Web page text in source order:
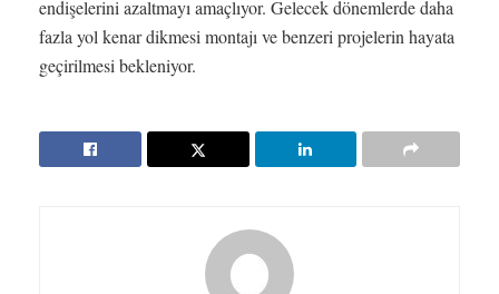
endişelerini azaltmayı amaçlıyor. Gelecek dönemlerde daha
fazla yol kenar dikmesi montajı ve benzeri projelerin hayata
geçirilmesi bekleniyor.